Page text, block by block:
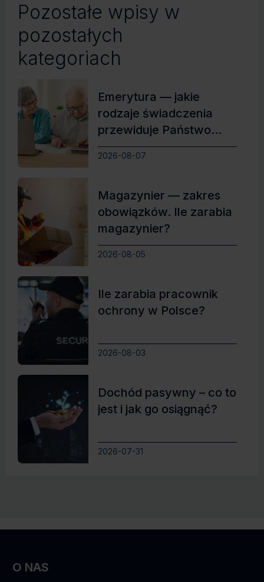
Pozostałe wpisy w
pozostałych
kategoriach
Emerytura — jakie
rodzaje świadczenia
przewiduje Państwo
Polskie?
2026-08-07
Magazynier — zakres
obowiązków. Ile zarabia
magazynier?
2026-08-05
Ile zarabia pracownik
ochrony w Polsce?
2026-08-03
Dochód pasywny – co to
jest i jak go osiągnąć?
2026-07-31
O NAS